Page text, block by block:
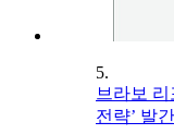
5.
브라보 리
전략’ 발간